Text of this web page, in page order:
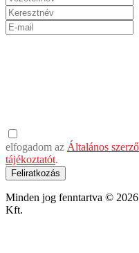
elfogadom az Általános
tájékoztatót.
Feliratkozás
Minden jog fenntartva ©
Kft.